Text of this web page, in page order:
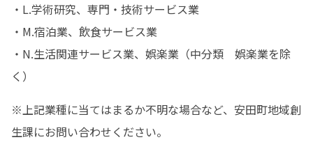
・L.学術研究、専門・技術サービス業
・M.宿泊業、飲食サービス業
・N.生活関連サービス業、娯楽業（中分類　娯楽業を除
く）
※上記業種に当てはまるか不明な場合など、安田町地域創
生課にお問い合わせください。